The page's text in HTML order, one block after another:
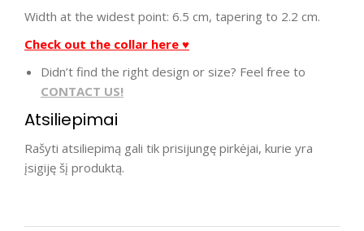
Width at the widest point: 6.5 cm, tapering to 2.2 cm.
Check out the collar here ♥
Didn’t find the right design or size? Feel free to
CONTACT US!
Atsiliepimai
Rašyti atsiliepimą gali tik prisijungę pirkėjai, kurie yra
įsigiję šį produktą.